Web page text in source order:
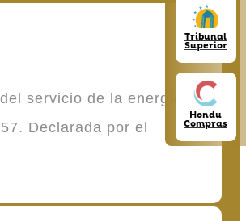
Tribunal
Superior
Hondu
Compras
servicio de la energía
Declarada por el